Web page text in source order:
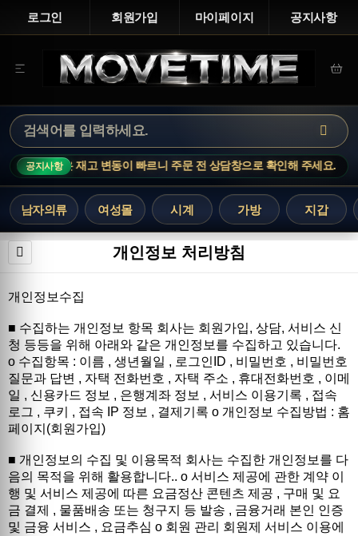
로그인 회원가입 마이페이지 공지사항
공지사항
인기 상품은 재고 변동이 빠르니 주문 전 상담창으로 확인해 주세요.
남자의류 여성몰 시계 가방 지갑
개인정보 처리방침
개인정보수집
■ 수집하는 개인정보 항목 회사는 회원가입, 상담, 서비스 신
청 등등을 위해 아래와 같은 개인정보를 수집하고 있습니다.
ο 수집항목 : 이름 , 생년월일 , 로그인ID , 비밀번호 , 비밀번호
질문과 답변 , 자택 전화번호 , 자택 주소 , 휴대전화번호 , 이메
일 , 신용카드 정보 , 은행계좌 정보 , 서비스 이용기록 , 접속
로그 , 쿠키 , 접속 IP 정보 , 결제기록 ο 개인정보 수집방법 : 홈
페이지(회원가입)
■ 개인정보의 수집 및 이용목적 회사는 수집한 개인정보를 다
음의 목적을 위해 활용합니다.. ο 서비스 제공에 관한 계약 이
행 및 서비스 제공에 따른 요금정산 콘텐츠 제공 , 구매 및 요
금 결제 , 물품배송 또는 청구지 등 발송 , 금융거래 본인 인증
및 금융 서비스 , 요금추심 ο 회원 관리 회원제 서비스 이용에